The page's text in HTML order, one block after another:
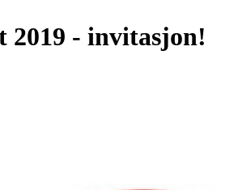
2019 - invitasjon!